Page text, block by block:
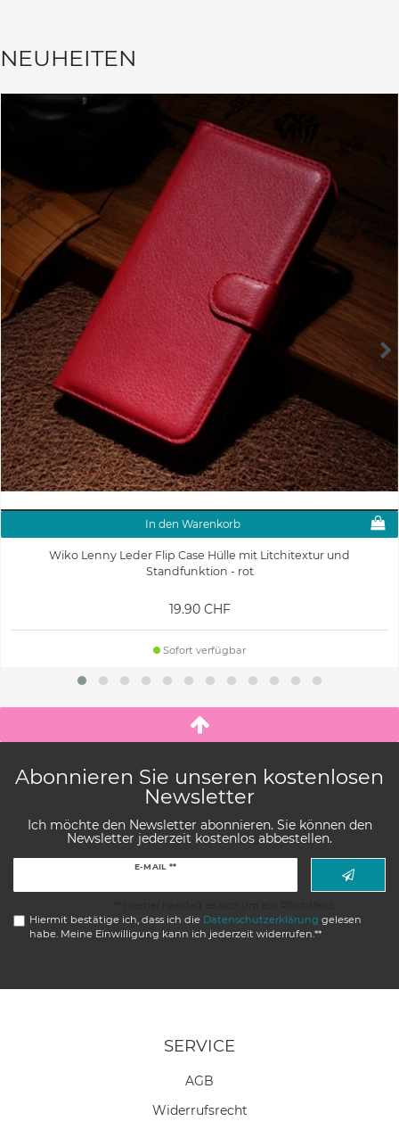
NEUHEITEN
In den Warenkorb
Wiko Lenny Leder Flip Case Hülle mit Litchitextur und
Standfunktion - rot
19.90 CHF
Sofort verfügbar
Abonnieren Sie unseren kostenlosen
Newsletter
Ich möchte den Newsletter abonnieren. Sie können den
Newsletter jederzeit kostenlos abbestellen.
E-MAIL **
Hiermit bestätige ich, dass ich die Daten­schutz­erklärung gelesen
habe. Meine Einwilligung kann ich jederzeit widerrufen.**
SERVICE
AGB
Widerrufs­recht